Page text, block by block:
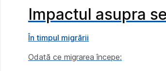
Impactul asupra
În timpul migrării
Odată ce migrarea începe: